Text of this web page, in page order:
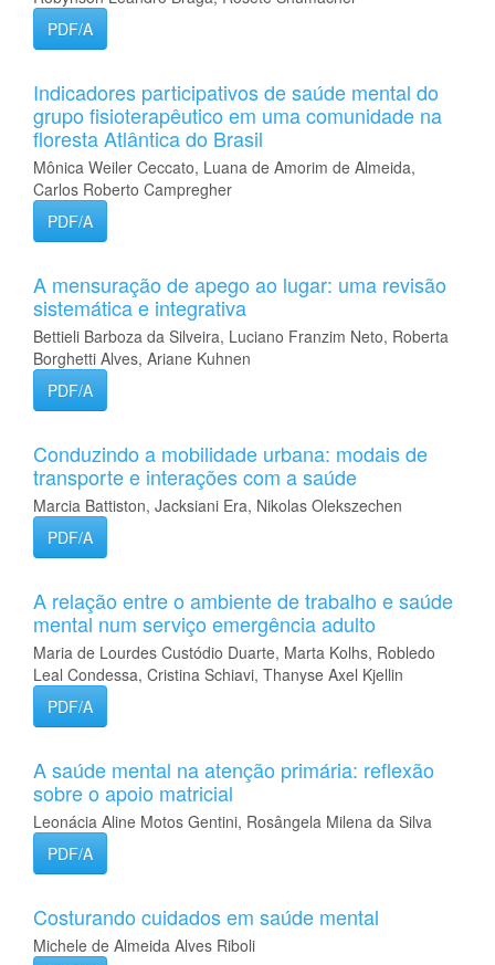
PDF/A
Indicadores participativos de saúde mental do
grupo fisioterapêutico em uma comunidade na
floresta Atlântica do Brasil
Mônica Weiler Ceccato, Luana de Amorim de Almeida,
Carlos Roberto Campregher
PDF/A
A mensuração de apego ao lugar: uma revisão
sistemática e integrativa
Bettieli Barboza da Silveira, Luciano Franzim Neto, Roberta
Borghetti Alves, Ariane Kuhnen
PDF/A
Conduzindo a mobilidade urbana: modais de
transporte e interações com a saúde
Marcia Battiston, Jacksiani Era, Nikolas Olekszechen
PDF/A
A relação entre o ambiente de trabalho e saúde
mental num serviço emergência adulto
Maria de Lourdes Custódio Duarte, Marta Kolhs, Robledo
Leal Condessa, Cristina Schiavi, Thanyse Axel Kjellin
PDF/A
A saúde mental na atenção primária: reflexão
sobre o apoio matricial
Leonácia Aline Motos Gentini, Rosângela Milena da Silva
PDF/A
Costurando cuidados em saúde mental
Michele de Almeida Alves Riboli